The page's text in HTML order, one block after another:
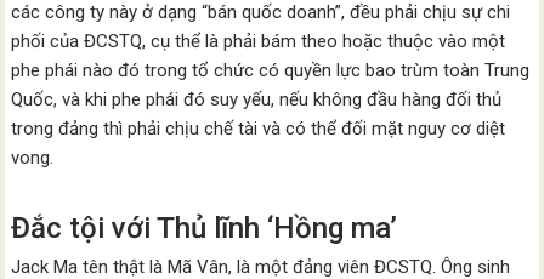
các công ty này ở dạng “bán quốc doanh”, đều phải chịu sự chi
phối của ĐCSTQ, cụ thể là phải bám theo hoặc thuộc vào một
phe phái nào đó trong tổ chức có quyền lực bao trùm toàn Trung
Quốc, và khi phe phái đó suy yếu, nếu không đầu hàng đối thủ
trong đảng thì phải chịu chế tài và có thể đối mặt nguy cơ diệt
vong.
Đắc tội với Thủ lĩnh ‘Hồng ma’
Jack Ma tên thật là Mã Vân, là một đảng viên ĐCSTQ. Ông sinh